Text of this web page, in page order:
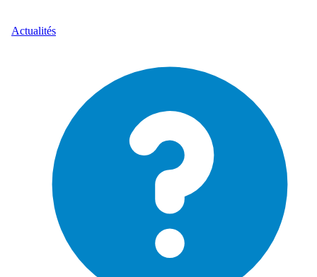
Actualités